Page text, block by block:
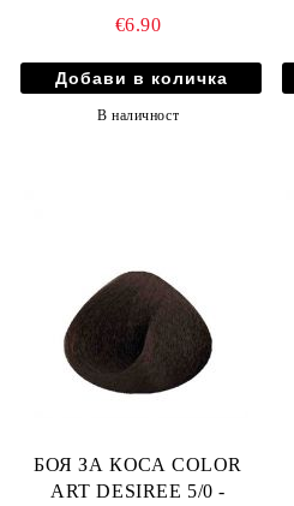
СВЕТЛО РУСО
€6.90
В наличност
БОЯ ЗА КОСА COLOR
ART DESIREE 5/0 -